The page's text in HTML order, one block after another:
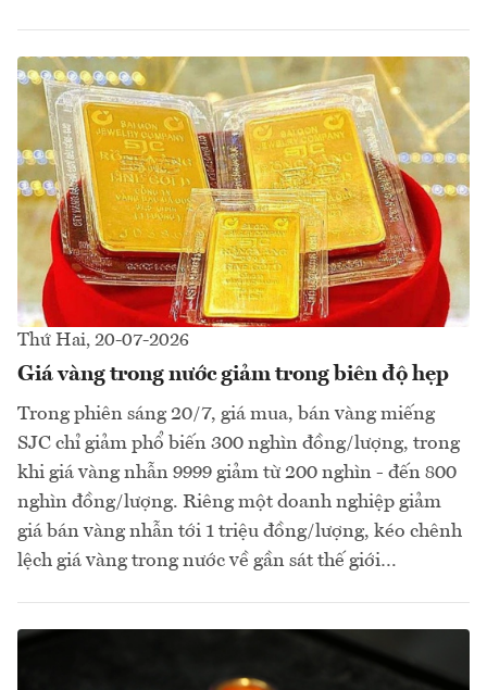
Thứ Hai, 20-07-2026
Giá vàng trong nước giảm trong biên độ hẹp
Trong phiên sáng 20/7, giá mua, bán vàng miếng
SJC chỉ giảm phổ biến 300 nghìn đồng/lượng, trong
khi giá vàng nhẫn 9999 giảm từ 200 nghìn - đến 800
nghìn đồng/lượng. Riêng một doanh nghiệp giảm
giá bán vàng nhẫn tới 1 triệu đồng/lượng, kéo chênh
lệch giá vàng trong nước về gần sát thế giới…